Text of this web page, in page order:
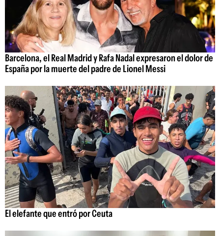
Barcelona, el Real Madrid y Rafa Nadal expresaron el dolor de
España por la muerte del padre de Lionel Messi
El elefante que entró por Ceuta